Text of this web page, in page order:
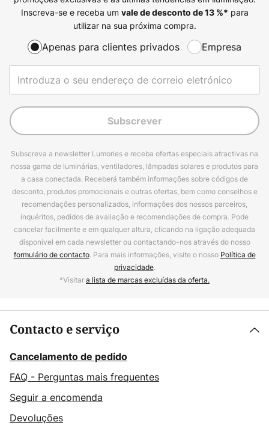
Inscreva-se e receba um vale de desconto de13%* para
utilizar na sua próxima compra.
Apenas para clientes privados Empresa
Subscrever
Subscreva a newsletter Lumories e receba ofertas especiais atractivas na
nossa gama de luminárias, ventiladores, lâmpadas solares e produtos para
a casa conectada. Receberá também informações sobre códigos de
desconto, produtos promocionais e outras ofertas, bem como conselhos e
recomendações personalizados, informações dos nossos parceiros,
inquéritos, pedidos de avaliação e recomendações de compra. Pode
cancelar facilmente e em qualquer altura, clicando na ligação adequada
disponível em cada newsletter ou contactando-nos através do nosso
formulário de contacto. Para mais informações, visite o nosso Política de
privacidade.
*Visitara lista de marcas excluídas da oferta.
Contacto e serviço
Cancelamento de pedido
FAQ - Perguntas mais frequentes
Seguir a encomenda
Devoluções